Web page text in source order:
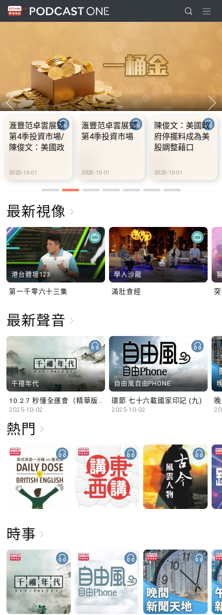
滙豐范卓雲展望
第4季投資市場/
陳俊文：美國政
股調整藉口
2025-10-01
滙豐范卓雲展望
第4季投資市場
2025-10-01
陳俊文：美國政
府停擺料成為美
股調整藉口
2025-10-01
最新視像
港台體壇123
第一千零六十三集
學人沙龍
滿肚食經
最新聲音
千禧年代
2025-10-02
自由風自由PHONE
環節 七十六載國家印記 (九)
2025-10-02
熱門
時事